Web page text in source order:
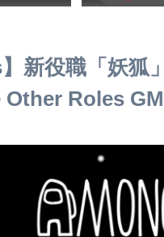
新役職「妖狐
Other Roles